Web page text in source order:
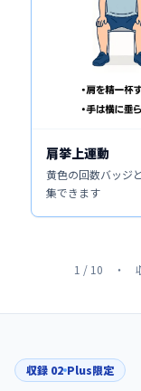
肩挙上運動
黄色の回数バッジ
集できます
1 / 10 ・ 収
収録 02 Plus限定